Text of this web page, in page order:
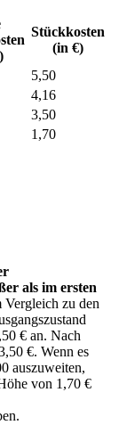
Stückkosten
(in €)
5,50
4,16
3,50
1,70
als im ersten
Vergleich zu den
€ an. Nach
€. Wenn es
auszuweiten,
von 1,70 €